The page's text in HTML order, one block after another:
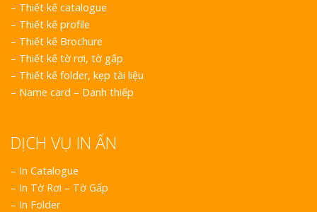
– Thiết kế catalogue
– Thiết kế profile
– Thiết kế Brochure
– Thiết kế tờ rơi, tờ gấp
– Thiết kế folder, kẹp tài liệu
– Name card – Danh thiếp
DỊCH VỤ IN ẤN
– In Catalogue
– In Tờ Rơi – Tờ Gấp
– In Folder